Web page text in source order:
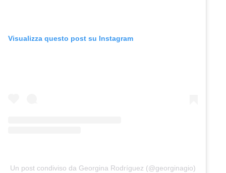
Visualizza questo post su Instagram
Un post condiviso da Georgina Rodríguez (@georginagio)